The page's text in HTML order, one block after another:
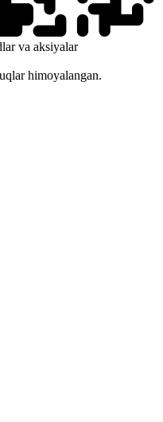
va aksiyalar
himoyalangan.